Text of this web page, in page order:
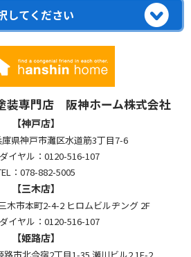
装専門店 阪神ホーム株式会社
【神戸店】
庫県神戸市灘区水道筋3丁目7-6
イヤル：0120-516-107
：078-882-5005
【三木店】
木市本町2-4-2 ヒロムビルヂング 2F
イヤル：0120-516-107
【姫路店】